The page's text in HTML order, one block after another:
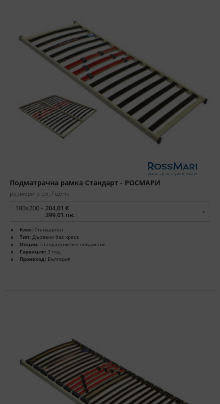
Подматрачна рамка Стандарт - РОСМАРИ
размери в см. / цена
180x200 - 204,01 €
399,01 лв.
Клас: Стандартен
Тип: Дървени без крака
Опции: Стандартни без повдигане
Гаранция: 3 год.
Произход: България